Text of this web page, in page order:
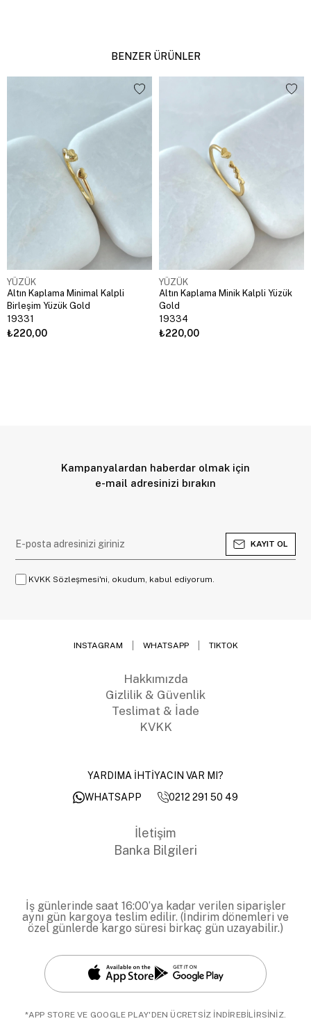
BENZER ÜRÜNLER
YÜZÜK
Altın Kaplama Minimal Kalpli
Birleşim Yüzük Gold
19331
₺220,00
YÜZÜK
Altın Kaplama Minik Kalpli Yüzük
Gold
19334
₺220,00
Kampanyalardan haberdar olmak için
e-mail adresinizi bırakın
KAYIT OL
KVKK Sözleşmesi'ni, okudum, kabul ediyorum.
INSTAGRAM WHATSAPP TIKTOK
Hakkımızda
Gizlilik & Güvenlik
Teslimat & İade
KVKK
YARDIMA İHTİYACIN VAR MI?
WHATSAPP
0212 291 50 49
İletişim
Banka Bilgileri
İş günlerinde saat 16:00’ya kadar verilen siparişler
aynı gün kargoya teslim edilir. (İndirim dönemleri ve
özel günlerde kargo süresi birkaç gün uzayabilir.)
*APP STORE VE GOOGLE PLAY'DEN ÜCRETSİZ İNDİREBİLİRSİNİZ.